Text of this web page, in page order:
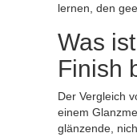
lernen, den
Was
Finish
Der Vergleich
einem
glänzende,